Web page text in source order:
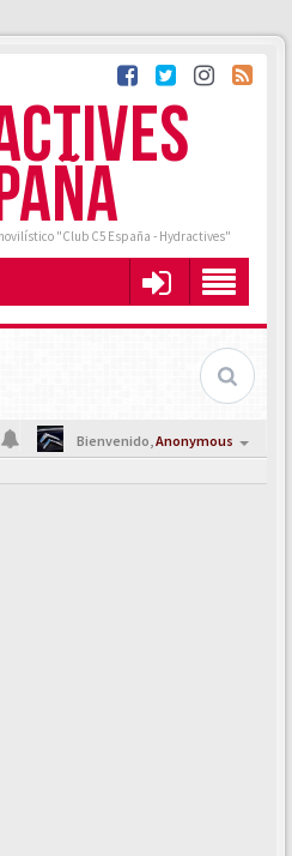
"Club C5 España - Hydractives"
Bienvenido,Anonymous